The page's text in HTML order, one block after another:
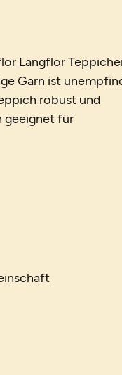
Langflor
Garn ist
robust und
geeignet für